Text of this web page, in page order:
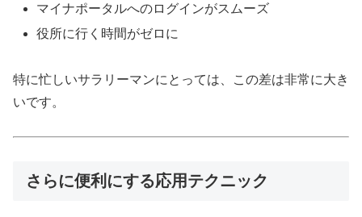
マイナポータルへのログインがスムーズ
役所に行く時間がゼロに
特に忙しいサラリーマンにとっては、この差は非常に大き
いです。
さらに便利にする応用テクニック